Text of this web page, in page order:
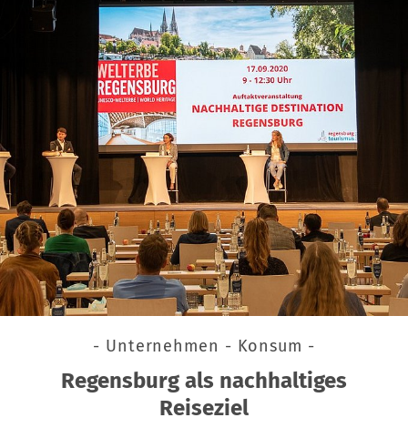
- Unternehmen - Konsum -
Regensburg als nachhaltiges
Reiseziel